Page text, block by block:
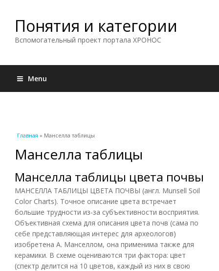
Понятия и категории
Вспомогательный проект портала ХРОНОС
Menu
Вы здесь
Главная » Манселла таблицы
Манселла таблицы
Манселла таблицы цвета почвы
МАНСЕЛЛА ТАБЛИЦЫ ЦВЕТА ПОЧВЫ (англ. Munsell Soil
Color Charts). Точное описание цвета встречает
большие трудности из-за субъективности восприятия.
Объективная схема для описания цвета почв (сама по
себе представляющая интерес для археологов)
изобретена А. Манселлом, она применима также для
керамики. В схеме оцениваются три фактора: цвет
(спектр делится на 10 цветов, каждый из них в свою